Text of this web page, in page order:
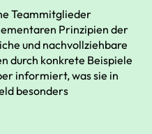
Teammitglieder
Prinzipien der
und nachvollziehbare
durch konkrete Beispiele
informiert,wassie in
besonders